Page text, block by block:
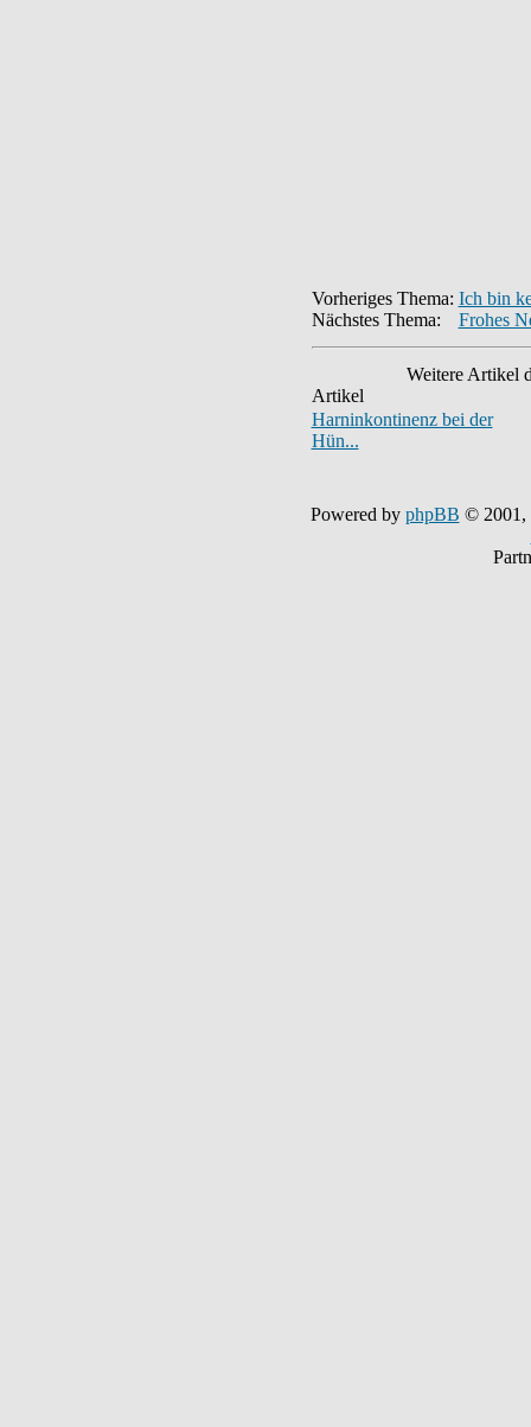
Vorheriges Thema: Ich bin
Nächstes Thema:
Frohes
Weitere Artikel
Artikel
Harninkontinenz bei der
Hün...
Powered by phpBB © 2001,